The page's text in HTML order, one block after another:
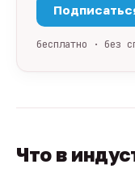
бесплатно · без
Что в